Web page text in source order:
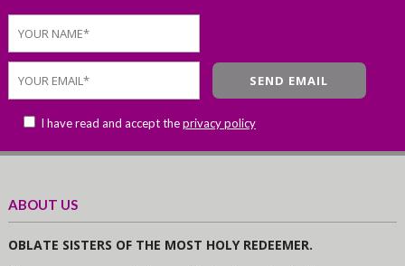
I have read and accept theprivacy policy
ABOUT US
OBLATE SISTERS OF THE MOST HOLY REDEEMER.